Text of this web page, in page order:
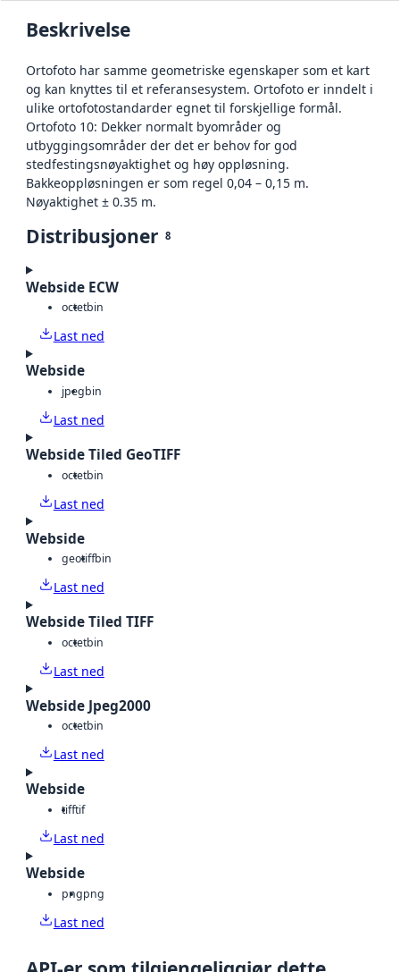
Beskrivelse
Ortofoto har samme geometriske egenskaper som et kart
og kan knyttes til et referansesystem. Ortofoto er inndelt i
ulike ortofotostandarder egnet til forskjellige formål.
Ortofoto 10: Dekker normalt byområder og
utbyggingsområder der det er behov for god
stedfestingsnøyaktighet og høy oppløsning.
Bakkeoppløsningen er som regel 0,04 – 0,15 m.
Nøyaktighet ± 0.35 m.
Distribusjoner 8
Webside ECW
octetbin
Last ned
Webside
jpegbin
Last ned
Webside Tiled GeoTIFF
octetbin
Last ned
Webside
geotiffbin
Last ned
Webside Tiled TIFF
octetbin
Last ned
Webside Jpeg2000
octetbin
Last ned
Webside
tifftif
Last ned
Webside
pngpng
Last ned